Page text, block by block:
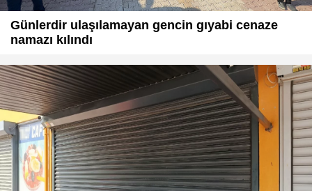
Günlerdir ulaşılamayan gencin gıyabi cenaze
namazı kılındı